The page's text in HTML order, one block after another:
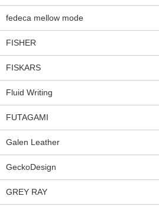
fedeca mellow mode
FISHER
FISKARS
Fluid Writing
FUTAGAMI
Galen Leather
GeckoDesign
GREY RAY